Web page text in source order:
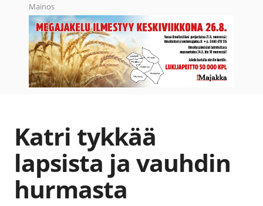
Mainos
Katri tykkää
lapsista ja vauhdin
hurmasta